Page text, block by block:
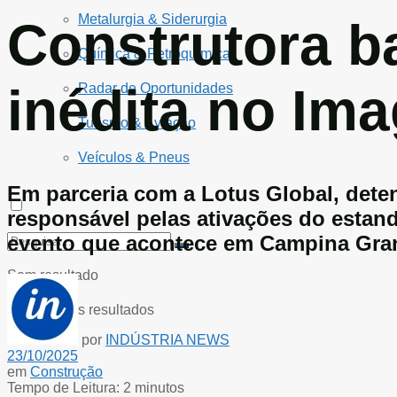
Metalurgia & Siderurgia
Química & Petroquímica
Radar de Oportunidades
Turismo & Aviação
Veículos & Pneus
Sem resultado
Ver todos os resultados
Construtora
inédita no
Em parceria com a Lotus Global,
responsável pelas ativações do
evento que acontece em Campina
por INDÚSTRIA NEWS
23/10/2025
em Construção
Tempo de Leitura: 2 minutos